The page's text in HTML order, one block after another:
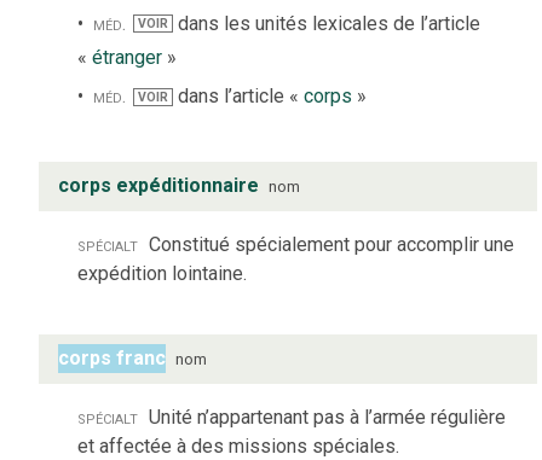
méd. VOIR
dans les unités lexicales de l’article
« étranger »
méd.
VOIR dans l’article « corps »
corps expéditionnaire nom
spécialt Constitué spécialement pour accomplir une
expédition lointaine.
corps franc nom
spécialt Unité n’appartenant pas à l’armée régulière
et affectée à des missions spéciales.